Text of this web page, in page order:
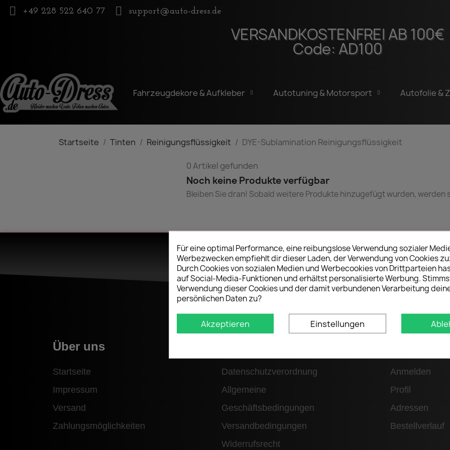
+49 228 522 640 77 support@auto-dress.de
VERSANDKOSTENFREI AB 100€
Code: AD100
Fahrzeugdekore & Aufkleber Autotuning & Motorsport Autofolie &
Startseite Tinten Reinigungsflüssigkeit DYE-Sublamination Reinigungsflüssigkeit
DYE-
0 Artikel gefunden
Noch keine Produkte verfügbar
Bleiben Sie dran! Sobald weitere Produkte hinzugefügt wurden, werden
Über uns
Startseite
Impressum
Versand
Zahlungsmöglichkeiten
Datenschutzverordnung
Allgemeine
Geschäftsbedingungen
Versandbedingungen
Widerrufsrecht
Anmelden
Profil
Adressen
Bestellverlauf
Für eine optimal Performance, eine reibungslose Verwendung sozialer
Werbezwecken empfiehlt dir dieser Laden, der Verwendung von Cookies
Durch Cookies von sozialen Medien und Werbecookies von Drittparteien
auf Social-Media-Funktionen und erhältst personalisierte Werbung.
Verwendung dieser Cookies und der damit verbundenen Verarbeitung
persönlichen Daten zu?
Akzeptieren Einstellungen